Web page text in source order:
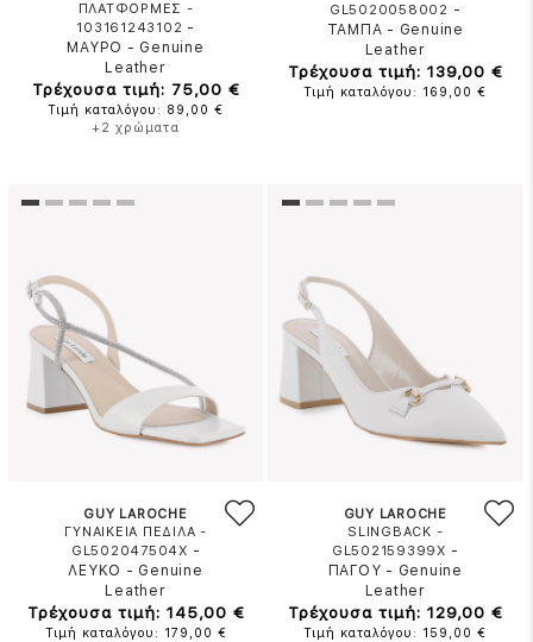
ΠΛΑΤΦΟΡΜΕΣ -
103161243102 -
ΜΑΥΡΟ - Genuine
Leather
Τρέχουσα τιμή: 75,00 €
Τιμή καταλόγου: 89,00 €
+2 χρώματα
GL5020058002 -
ΤΑΜΠΑ - Genuine
Leather
Τρέχουσα τιμή: 139,00 €
Τιμή καταλόγου: 169,00 €
GUY LAROCHE
ΓΥΝΑΙΚΕΙΑ ΠΕΔΙΛΑ -
GL502047504X -
ΛΕΥΚΟ - Genuine
Leather
Τρέχουσα τιμή: 145,00 €
Τιμή καταλόγου: 179,00 €
GUY LAROCHE
SLINGBACK -
GL502159399X -
ΠΑΓΟΥ - Genuine
Leather
Τρέχουσα τιμή: 129,00 €
Τιμή καταλόγου: 159,00 €